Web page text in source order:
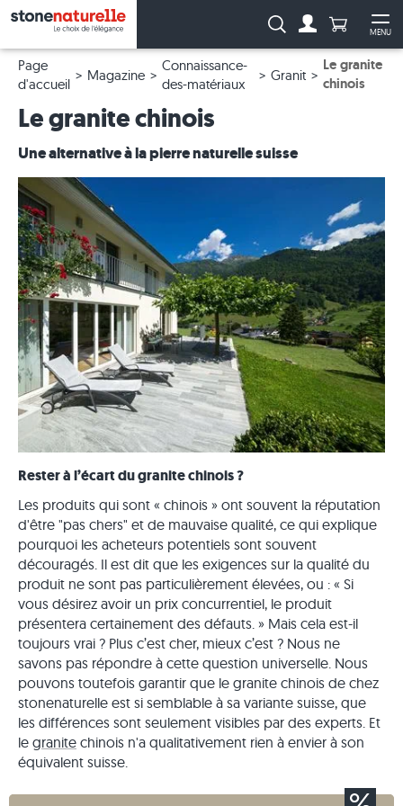
MENU
Recherche :Anzahl
Page
d'accueil
Magazine
Connaissance-
des-matériaux
Granit
Le granite
chinois
Le granite chinois
Une alternative à la pierre naturelle suisse
Rester à l’écart du granite chinois ?
Les produits qui sont « chinois » ont souvent la réputation
d'être "pas chers" et de mauvaise qualité, ce qui explique
pourquoi les acheteurs potentiels sont souvent
découragés. Il est dit que les exigences sur la qualité du
produit ne sont pas particulièrement élevées, ou : « Si
vous désirez avoir un prix concurrentiel, le produit
présentera certainement des défauts. » Mais cela est-il
toujours vrai ? Plus c’est cher, mieux c’est ? Nous ne
savons pas répondre à cette question universelle. Nous
pouvons toutefois garantir que le granite chinois de chez
stonenaturelle est si semblable à sa variante suisse, que
les différences sont seulement visibles par des experts. Et
le granite chinois n'a qualitativement rien à envier à son
équivalent suisse.